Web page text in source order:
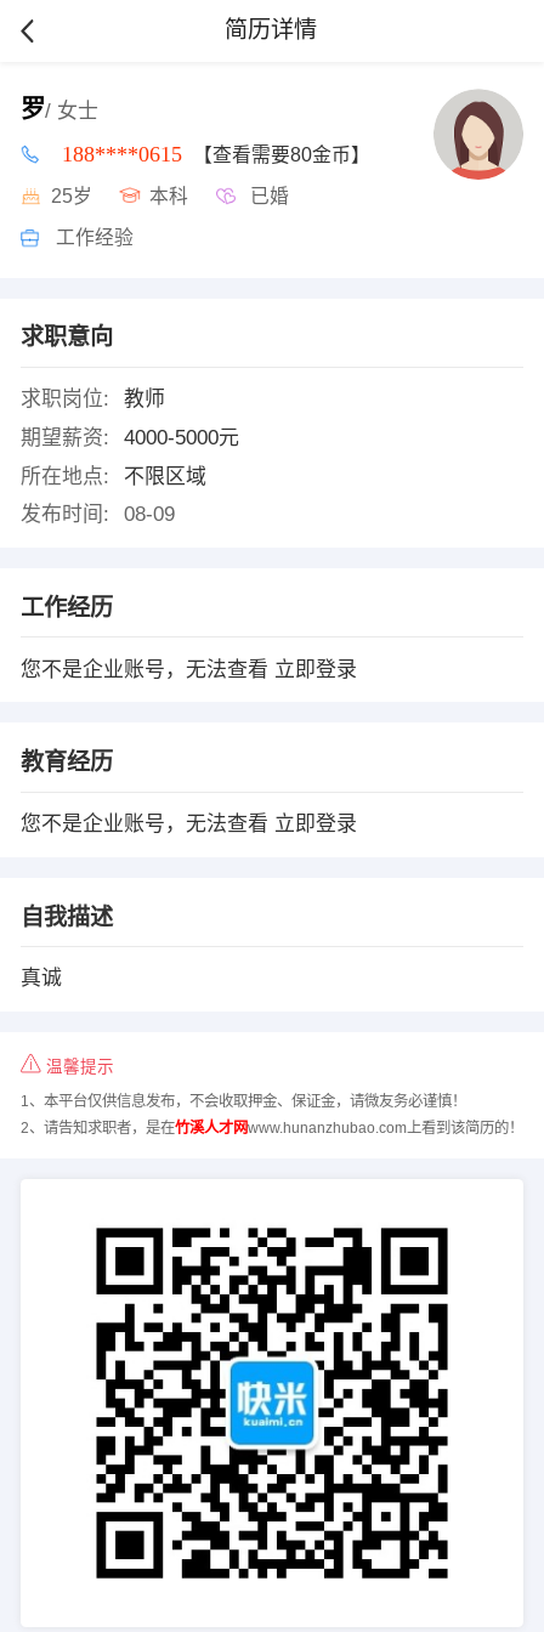
简历详情
罗/ 女士
188****0615 【查看需要80金币】
25岁 本科 已婚
工作经验
求职意向
求职岗位:
教师
期望薪资:
4000-5000元
所在地点:
不限区域
发布时间:
08-09
工作经历
您不是企业账号，无法查看 立即登录
教育经历
您不是企业账号，无法查看 立即登录
自我描述
真诚
温馨提示
1、本平台仅供信息发布，不会收取押金、保证金，请微友务必谨慎！
2、请告知求职者，是在竹溪人才网www.hunanzhubao.com上看到该简历的！